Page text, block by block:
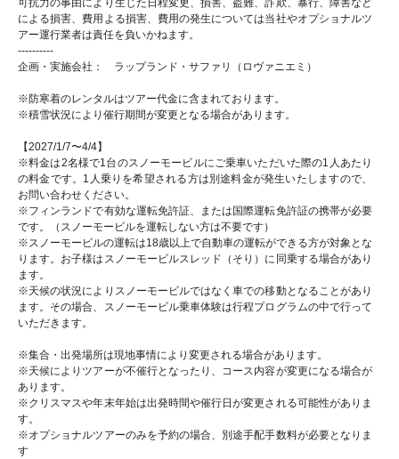
による損害、費用よる損害、費用の発生については当社やオプショナルツ
アー運行業者は責任を負いかねます。
----------
企画・実施会社： ラップランド・サファリ（ロヴァニエミ）
※防寒着のレンタルはツアー代金に含まれております。
※積雪状況により催行期間が変更となる場合があります。
【2027/1/7〜4/4】
※料金は2名様で1台のスノーモービルにご乗車いただいた際の1人あたり
の料金です。1人乗りを希望される方は別途料金が発生いたしますので、
お問い合わせください。
※フィンランドで有効な運転免許証、または国際運転免許証の携帯が必要
です。（スノーモービルを運転しない方は不要です）
※スノーモービルの運転は18歳以上で自動車の運転ができる方が対象とな
ります。お子様はスノーモービルスレッド（そり）に同乗する場合があり
ます。
※天候の状況によりスノーモービルではなく車での移動となることがあり
ます。その場合、スノーモービル乗車体験は行程プログラムの中で行って
いただきます。
※集合・出発場所は現地事情により変更される場合があります。
※天候によりツアーが不催行となったり、コース内容が変更になる場合が
あります。
※クリスマスや年末年始は出発時間や催行日が変更される可能性がありま
す。
※オプショナルツアーのみを予約の場合、別途手配手数料が必要となりま
す